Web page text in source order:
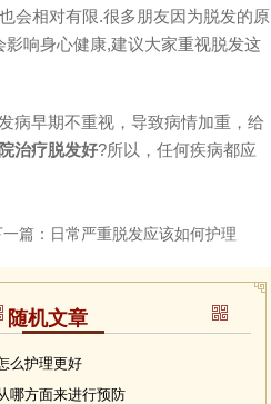
相对有限.很多朋友因为脱发的原
响身心健康,建议大家重视脱发这
病早期不重视，导致病情加重，给
治疗脱发好?所以，任何疾病都应
篇： 日常严重脱发应该如何护理
随机文章
么护理更好
哪方面来进行预防